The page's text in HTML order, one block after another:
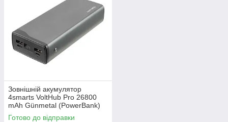
Зовнішній акумулятор
4smarts VoltHub Pro 26800
mAh Günmetal (PowerBank)
22.5W *Select Edition*
Готово до відправки